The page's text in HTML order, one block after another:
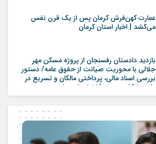
عمارت کهن‌فرش کرمان پس از یک قرن نفس
می‌کشد | اخبار استان کرمان
بازدید دادستان رفسنجان از پروژه مسکن مهر
جلالی با محوریت صیانت از حقوق عامه/ دستور
بررسی اسناد مالی، پرداختی مالکان و تسریع در
رفع مشکلات پروژه | اخبار رفسنجان